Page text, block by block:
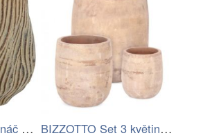
Bloomingville Květináč Dua Ø 19 cm BIZZOTTO Set 3 květináčů MINH světlý